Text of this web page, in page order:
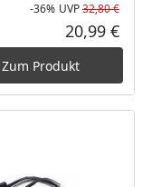
-36% UVP32,80 €
20,99 €
Zum Produkt